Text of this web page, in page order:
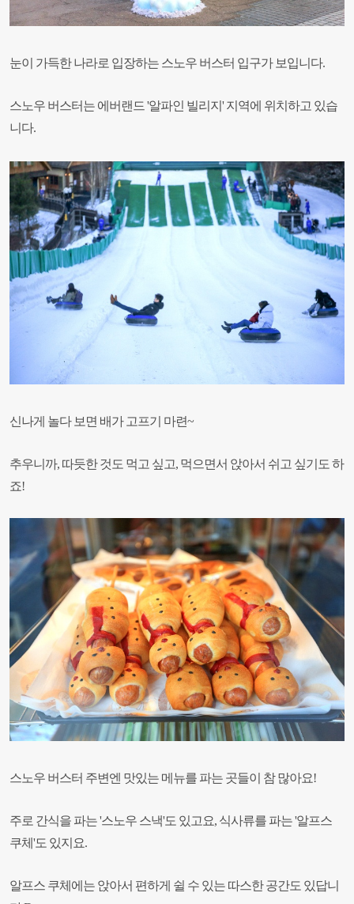
눈이 가득한 나라로 입장하는 스노우 버스터 입구가 보입니다.
스노우 버스터는 에버랜드 '알파인 빌리지' 지역에 위치하고 있습
니다.
신나게 놀다 보면 배가 고프기 마련~
추우니까, 따듯한 것도 먹고 싶고, 먹으면서 앉아서 쉬고 싶기도 하
죠!
스노우 버스터 주변엔 맛있는 메뉴를 파는 곳들이 참 많아요!
주로 간식을 파는 '스노우 스낵'도 있고요, 식사류를 파는 '알프스
쿠체'도 있지요.
알프스 쿠체에는 앉아서 편하게 쉴 수 있는 따스한 공간도 있답니